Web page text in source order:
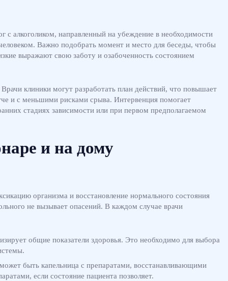
алкоголиком, направленный на убеждение в необходимости
Важно подобрать момент и место для беседы, чтобы
выражают свою заботу и озабоченность состоянием
клиники могут разработать план действий, что повышает
и с меньшими рисками срыва. Интервенция помогает
стадиях зависимости или при первом предполагаемом
и на дому
организма и восстановление нормального состояния
не вызывает опасений. В каждом случае врачи
общие показатели здоровья. Это необходимо для выбора
быть капельница с препаратами, восстанавливающими
если состояние пациента позволяет.